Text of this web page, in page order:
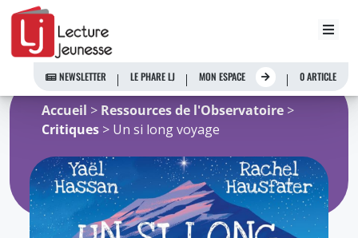
Aller
contenu
NEWSLETTER LE PHARE LJ MON ESPACE 0 ARTICLE
Accueil > Ressources de l'Observatoire >
Critiques > Un si long voyage